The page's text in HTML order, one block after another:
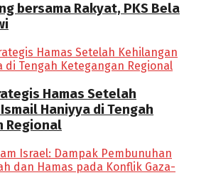
bersama Rakyat, PKS Bela
Hamas Setelah
Haniyya di Tengah
Regional